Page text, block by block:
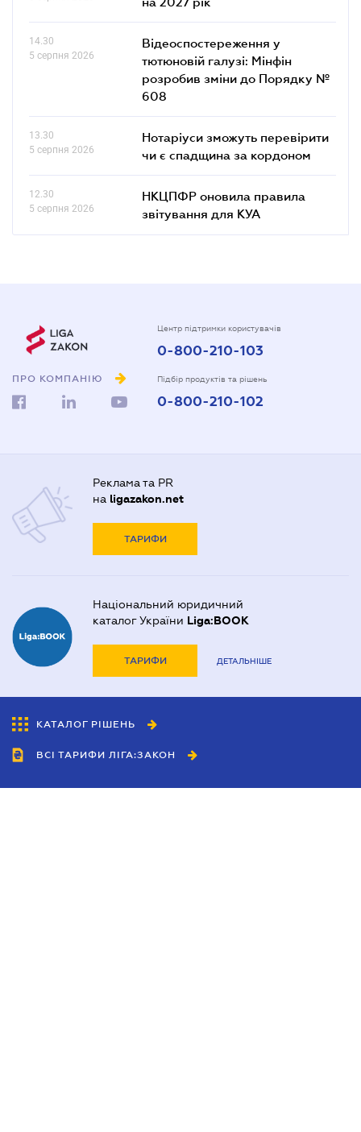
14.30
5 серпня 2026
Відеоспостереження у
тютюновій галузі: Мінфін
розробив зміни до Порядку №
608
13.30
5 серпня 2026
Нотаріуси зможуть перевірити
чи є спадщина за кордоном
12.30
5 серпня 2026
НКЦПФР оновила правила
звітування для КУА
ПРО КОМПАНІЮ
Центр підтримки користувачів
0-800-210-103
Підбір продуктів та рішень
0-800-210-102
Реклама та PR
на ligazakon.net
ТАРИФИ
Національний юридичний
каталог України Liga:BOOK
ТАРИФИ ДЕТАЛЬНІШЕ
КАТАЛОГ РІШЕНЬ
ВСІ ТАРИФИ ЛІГА:ЗАКОН